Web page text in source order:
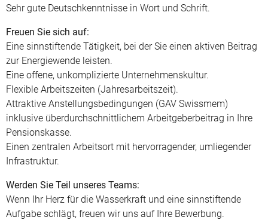
Sehr gute Deutschkenntnisse in Wort und Schrift.
Freuen Sie sich auf:
Eine sinnstiftende Tätigkeit, bei der Sie einen aktiven Beitrag
zur Energiewende leisten.
Eine offene, unkomplizierte Unternehmenskultur.
Flexible Arbeitszeiten (Jahresarbeitszeit).
Attraktive Anstellungsbedingungen (GAV Swissmem)
inklusive überdurchschnittlichem Arbeitgeberbeitrag in Ihre
Pensionskasse.
Einen zentralen Arbeitsort mit hervorragender, umliegender
Infrastruktur.
Werden Sie Teil unseres Teams:
Wenn Ihr Herz für die Wasserkraft und eine sinnstiftende
Aufgabe schlägt, freuen wir uns auf Ihre Bewerbung.